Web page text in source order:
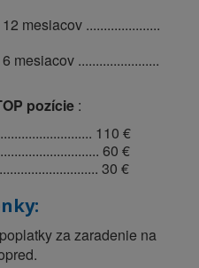
mesiacov .....................
mesiacov .......................
pozície :
110 €
60 €
30 €
za zaradenie na